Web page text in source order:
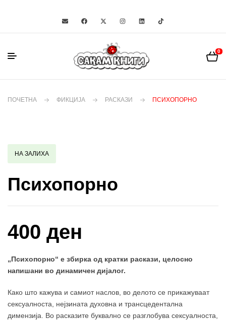
0
ПОЧЕТНА ФИКЦИЈА РАСКАЗИ ПСИХОПОРНО
НА ЗАЛИХА
Психопорно
400 ден
„Психопорно“ е збирка од кратки раскази, целосно
напишани во динамичен дијалог.
Како што кажува и самиот наслов, во делото се прикажуваат
сексуалноста, нејзината духовна и трансцедентална
димензија. Во расказите буквално се разглобува сексуалноста,